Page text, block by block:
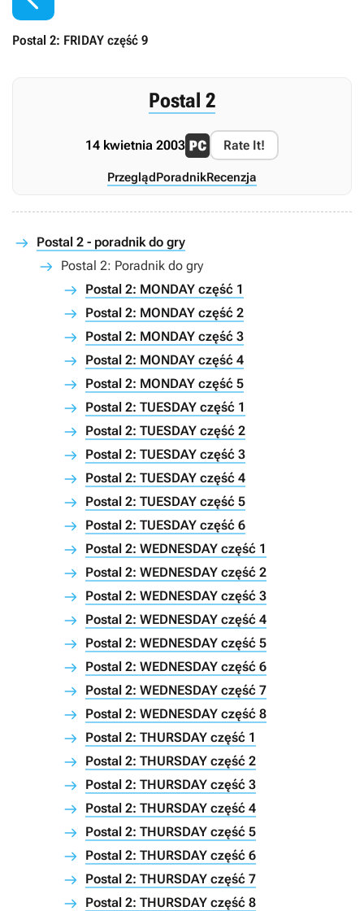
Postal 2: FRIDAY część 9
Postal 2
14 kwietnia 2003 Rate It!
PrzeglądPoradnikRecenzja
Postal 2 - poradnik do gry
Postal 2: Poradnik do gry
Postal 2: MONDAY część 1
Postal 2: MONDAY część 2
Postal 2: MONDAY część 3
Postal 2: MONDAY część 4
Postal 2: MONDAY część 5
Postal 2: TUESDAY część 1
Postal 2: TUESDAY część 2
Postal 2: TUESDAY część 3
Postal 2: TUESDAY część 4
Postal 2: TUESDAY część 5
Postal 2: TUESDAY część 6
Postal 2: WEDNESDAY część 1
Postal 2: WEDNESDAY część 2
Postal 2: WEDNESDAY część 3
Postal 2: WEDNESDAY część 4
Postal 2: WEDNESDAY część 5
Postal 2: WEDNESDAY część 6
Postal 2: WEDNESDAY część 7
Postal 2: WEDNESDAY część 8
Postal 2: THURSDAY część 1
Postal 2: THURSDAY część 2
Postal 2: THURSDAY część 3
Postal 2: THURSDAY część 4
Postal 2: THURSDAY część 5
Postal 2: THURSDAY część 6
Postal 2: THURSDAY część 7
Postal 2: THURSDAY część 8